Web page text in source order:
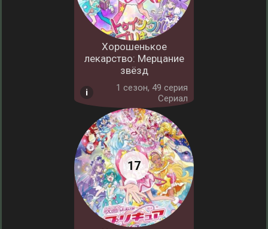
Хорошенькое
лекарство: Мерцание
звёзд
1 cезон, 49 серия
Сериал